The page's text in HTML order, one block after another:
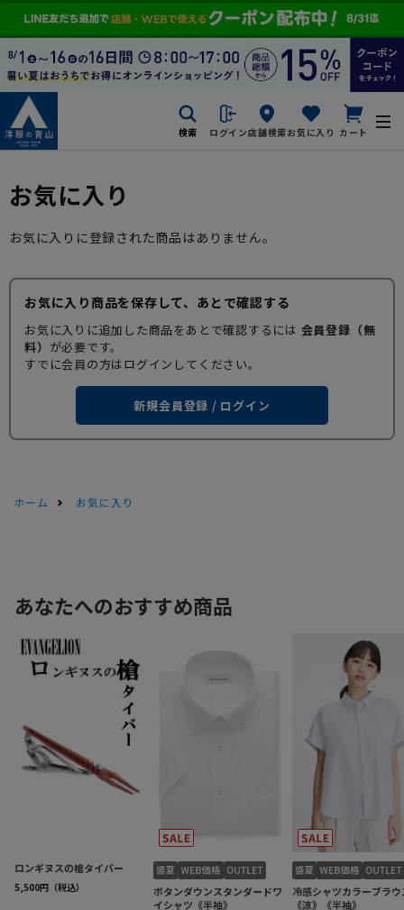
検索 ログイン店舗検索お気に入り カート
お気に入り
お気に入りに登録された商品はありません。
お気に入り商品を保存して、あとで確認する
お気に入りに追加した商品をあとで確認するには 会員登録（無
料） が必要です。
すでに会員の方はログインしてください。
新規会員登録 / ログイン
ホーム お気に入り